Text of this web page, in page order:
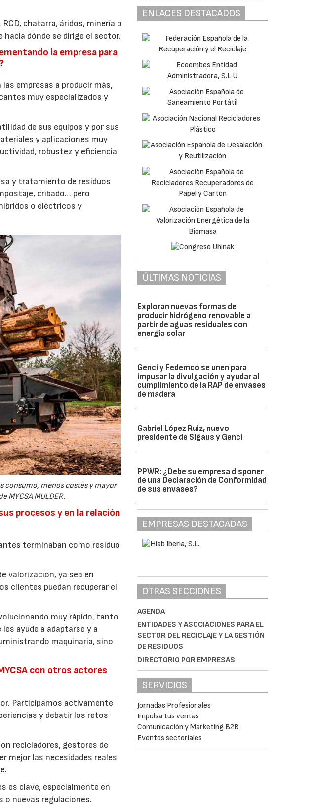
chatarra, áridos, minería o
dónde se dirige el sector.
la empresa para
empresas a producir más,
muy especializados y
de sus equipos y por sus
y aplicaciones muy
robustez y eficiencia
y tratamiento de residuos
cribado… pero
o eléctricos y
consumo, menos costes y mayor
MYCSA MULDER.
procesos y en la relación
terminaban como residuo
valorización, ya sea en
clientes puedan recuperar el
muy rápido, tanto
ayude a adaptarse y a
maquinaria, sino
con otros actores
Participamos activamente
y debatir los retos
recicladores, gestores de
mejor las necesidades reales
es clave, especialmente en
nuevas regulaciones.
ENLACES DESTACADOS
ÚLTIMAS NOTICIAS
Exploran nuevas formas de
producir hidrógeno renovable a
partir de aguas residuales con
energía solar
Genci y Fedemco se unen para
impusar la divulgación y ayudar al
cumplimiento de la RAP de envases
de madera
Gabriel López Ruiz, nuevo
presidente de Sigaus y Genci
PPWR: ¿Debe su empresa disponer
de una Declaración de Conformidad
de sus envases?
EMPRESAS DESTACADAS
OTRAS SECCIONES
AGENDA
ENTIDADES Y ASOCIACIONES PARA EL
SECTOR DEL RECICLAJE Y LA GESTIÓN
DE RESIDUOS
DIRECTORIO POR EMPRESAS
SERVICIOS
Jornadas Profesionales
Impulsa tus ventas
Comunicación y Marketing B2B
Eventos sectoriales